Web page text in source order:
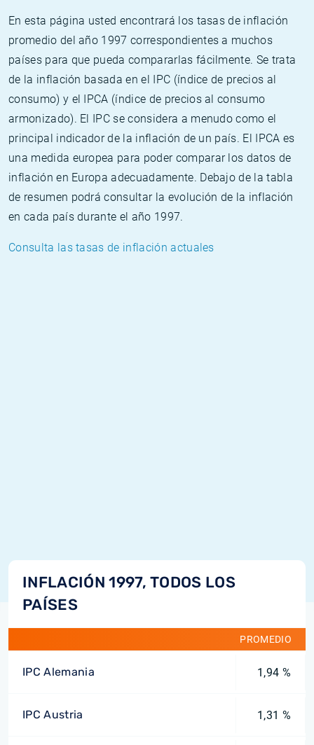
En esta página usted encontrará los tasas de inflación
promedio del año 1997 correspondientes a muchos
países para que pueda compararlas fácilmente. Se trata
de la inflación basada en el IPC (índice de precios al
consumo) y el IPCA (índice de precios al consumo
armonizado). El IPC se considera a menudo como el
principal indicador de la inflación de un país. El IPCA es
una medida europea para poder comparar los datos de
inflación en Europa adecuadamente. Debajo de la tabla
de resumen podrá consultar la evolución de la inflación
en cada país durante el año 1997.
Consulta las tasas de inflación actuales
INFLACIÓN 1997, TODOS LOS
PAÍSES
PROMEDIO
IPC Alemania 1,94 %
IPC Austria 1,31 %